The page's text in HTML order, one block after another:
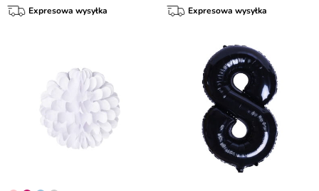
Expresowa wysyłka Expresowa wysyłka